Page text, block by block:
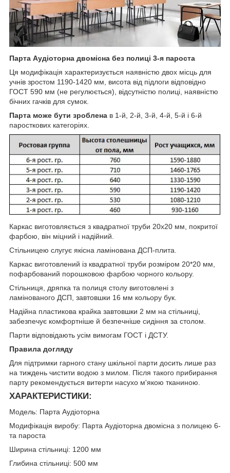
Парта Аудіоторна двомісна без полиці 3-я пароста
Ця модифікація характеризується наявністю двох місць для
учнів зростом 1190-1420 мм, висота від підлоги відповідно
ГОСТ 590 мм (не регулюється), відсутністю полиці, наявністю
бічних гачків для сумок.
Парта може бути зроблена в 1-й, 2-й, 3-й, 4-й, 5-й і 6-й
паросткових категоріях.
Каркас виготовляється з квадратної труби 20x20 мм, покритої
фарбою, він міцний і надійний.
Стільницею слугує якісна ламінована ДСП-плита.
Каркас виготовлений із квадратної труби розміром 20*20 мм,
пофарбований порошковою фарбою чорного кольору.
Стільниця, дряпка та полиця столу виготовлені з
ламінованого ДСП, завтовшки 16 мм кольору бук.
Надійна пластикова крайка завтовшки 2 мм на стільниці,
забезпечує комфортніше й безпечніше сидіння за столом.
Парти відповідають усім вимогам ГОСТ і ДСТУ.
Правила догляду
Для підтримки гарного стану шкільної парти досить лише раз
на тиждень чистити водою з милом. Після такого прибирання
парту рекомендується витерти насухо м'якою тканиною.
ХАРАКТЕРИСТИКИ:
Модель: Парта Аудіоторна
Модифікація виробу: Парта Аудіоторна двомісна з полицею 6-
та пароста
Ширина стільниці: 1200 мм
Глибина стільниці: 500 мм